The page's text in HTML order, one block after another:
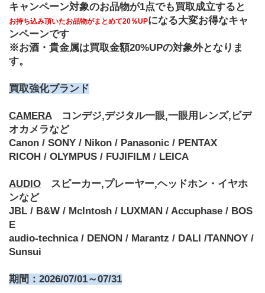
キャンペーン対象のお品物が1点でも買取成立すると
お持ち込み頂いたお品物がまとめて20％UPになる大変お得なキャ
ンペーンです
※お酒・貴金属は買取金額20%UPの対象外となりま
す。
買取強化ブランド
CAMERA コンデジ,デジタル一眼,一眼用レンズ,ビデ
オカメラなど
Canon / SONY / Nikon / Panasonic / PENTAX
RICOH / OLYMPUS / FUJIFILM / LEICA
AUDIO スピーカー,プレーヤー,ヘッドホン・イヤホ
ンなど
JBL / B&W / McIntosh / LUXMAN / Accuphase / BOS
E
audio-technica / DENON / Marantz / DALI /TANNOY /
Sunsui
期間：2026/07/01～07/31